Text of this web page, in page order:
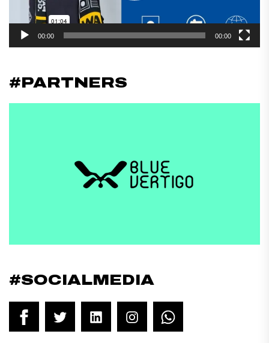
00:00 00:00
#PARTNERS
#SOCIALMEDIA
FacebookTwitter LinkedInInstagram